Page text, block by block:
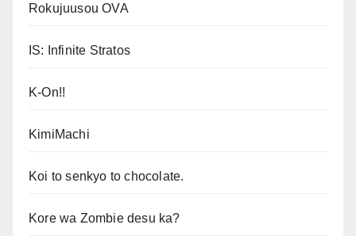
Rokujuusou OVA
IS: Infinite Stratos
K-On!!
KimiMachi
Koi to senkyo to chocolate.
Kore wa Zombie desu ka?